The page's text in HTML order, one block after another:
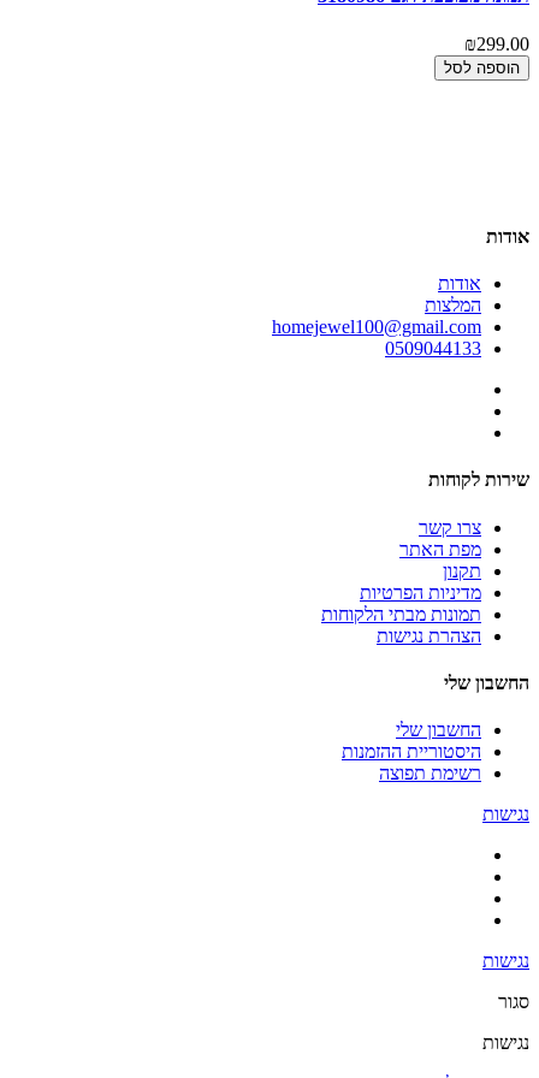
₪299.00
הוספה לסל
אודות
אודות
המלצות
homejewel100@gmail.com
0509044133
שירות לקוחות
צרו קשר
מפת האתר
תקנון
מדיניות הפרטיות
תמונות מבתי הלקוחות
הצהרת נגישות
החשבון שלי
החשבון שלי
היסטוריית ההזמנות
רשימת תפוצה
נגישות
נגישות
סגור
נגישות